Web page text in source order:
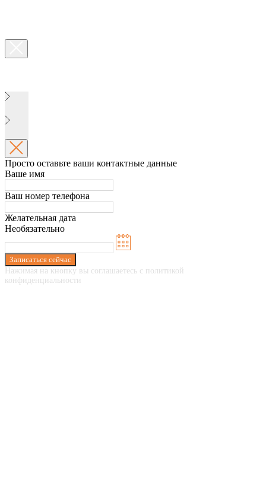
Просто оставьте ваши контактные данные
Ваше имя
Ваш номер телефона
Желательная дата
Необязательно
Записаться сейчас
Нажимая на кнопку вы соглашаетесь с политикой
конфиденциальности